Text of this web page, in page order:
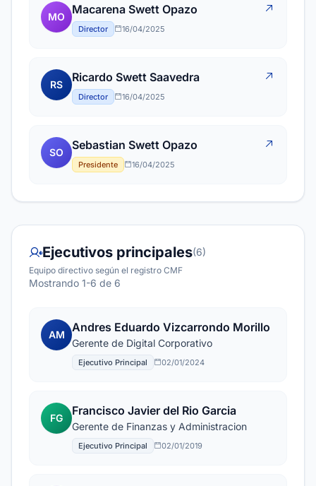
MO
Macarena Swett Opazo
Director 16/04/2025
RS
Ricardo Swett Saavedra
Director 16/04/2025
SO
Sebastian Swett Opazo
Presidente 16/04/2025
Ejecutivos principales(6)
Equipo directivo según el registro CMF
Mostrando 1-6 de 6
AM
Andres Eduardo Vizcarrondo Morillo
Gerente de Digital Corporativo
Ejecutivo Principal 02/01/2024
FG
Francisco Javier del Rio Garcia
Gerente de Finanzas y Administracion
Ejecutivo Principal 02/01/2019